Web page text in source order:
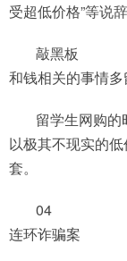
受超低价格”等说
敲黑板
和钱相关的事情
留学生网购
以极其不现实的
套。
04
连环诈骗案